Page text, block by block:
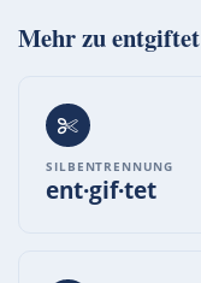
Mehr zuentgiftet
SILBENTRENNUNG
ent·gif·tet